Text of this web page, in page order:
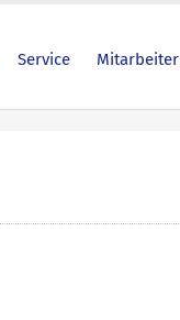
Service Mitarbeiter